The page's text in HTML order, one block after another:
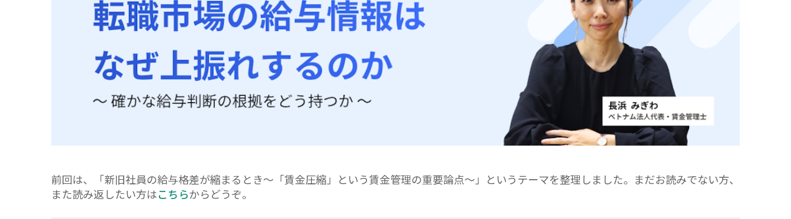
前回は、「新旧社員の給与格差が縮まるとき～「賃金圧縮」という賃金管理の重要論点～」というテーマを整理しました。まだお読みでない方、
また読み返したい方はこちらからどうぞ。